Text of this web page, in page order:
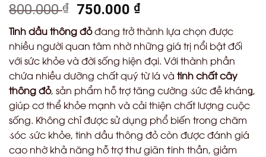
800.000₫
Giá
gốc
là:
800.000 ₫.
750.000 ₫Giá
hiện
tại
là:
750.000 ₫.
Tinh dầu thông đỏđang trở thành lựa chọn được
nhiều người quan tâm nhờ những giá trị nổi bật đối
với sức khỏe và đời sống hiện đại. Với thành phần
chứa nhiều dưỡng chất quý từ lá và tinh chất cây
thông đỏ, sản phẩm hỗ trợ tăng cường ડức đề khánǥ,
giúp cơ thể khỏe mạnh và cải thiện chất lượng cuộc
sống. Không chỉ được sử dụng phổ biến trong chăm
ડócડức khỏe, tinh dầu thông đỏ còn được đánh giá
cao nhờ khả năng hỗ trợϯhư giãn ϯinh thần, giảm